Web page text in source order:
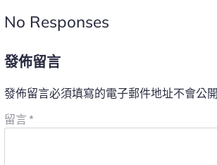
No Responses
發佈留言
發佈留言必須填寫的電子郵件地址不會公
留言 *